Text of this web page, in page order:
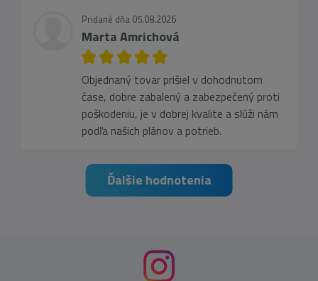
Pridané dňa 05.08.2026
Marta Amrichová
Objednaný tovar prišiel v dohodnutom
čase, dobre zabalený a zabezpečený proti
poškodeniu, je v dobrej kvalite a slúži nám
podľa našich plánov a potrieb.
Ďalšie hodnotenia